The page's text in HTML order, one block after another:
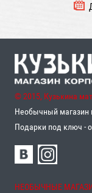
© 2015, Кузькина
Необычный магазин
Подарки под ключ -
НЕОБЫЧНЫЕ